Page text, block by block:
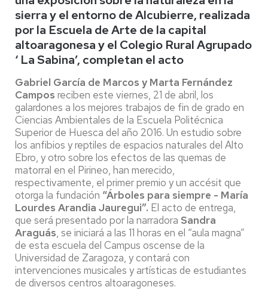
sierra y el entorno de Alcubierre, realizada
por la Escuela de Arte de la capital
altoaragonesa y el Colegio Rural Agrupado
‘ La Sabina’, completan el acto
Gabriel García de Marcos y Marta Fernández
Campos reciben este viernes, 21 de abril, los
galardones a los mejores trabajos de fin de grado en
Ciencias Ambientales de la Escuela Politécnica
Superior de Huesca del año 2016. Un estudio sobre
los anfibios y reptiles de espacios naturales del Alto
Ebro, y otro sobre los efectos de las quemas de
matorral en el Pirineo, han merecido,
respectivamente, el primer premio y un accésit que
otorga la fundación “Árboles para siempre - María
Lourdes Arandia Jauregui”. El acto de entrega,
que será presentado por la narradora Sandra
Araguás, se iniciará a las 11 horas en el “aula magna”
de esta escuela del Campus oscense de la
Universidad de Zaragoza, y contará con
intervenciones musicales y artísticas de estudiantes
de diversos centros altoaragoneses.